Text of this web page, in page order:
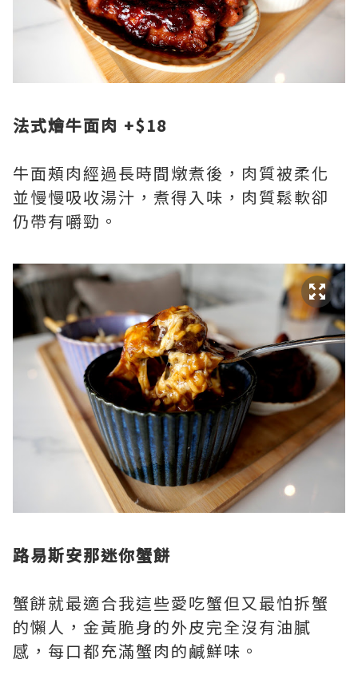
法式燴牛面肉 +$18
牛面頰肉經過長時間燉煮後，肉質被柔化
並慢慢吸收湯汁，煮得入味，肉質鬆軟卻
仍帶有嚼勁。
路易斯安那迷你蟹餅
蟹餅就最適合我這些愛吃蟹但又最怕拆蟹
的懶人，金黃脆身的外皮完全沒有油膩
感，每口都充滿蟹肉的鹹鮮味。